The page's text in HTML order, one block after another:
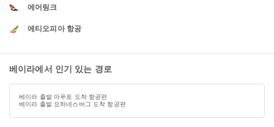
에어링크
에티오피아 항공
베이라에서 인기 있는 경로
베이라 출발 마푸토 도착 항공편
베이라 출발 요하네스버그 도착 항공편